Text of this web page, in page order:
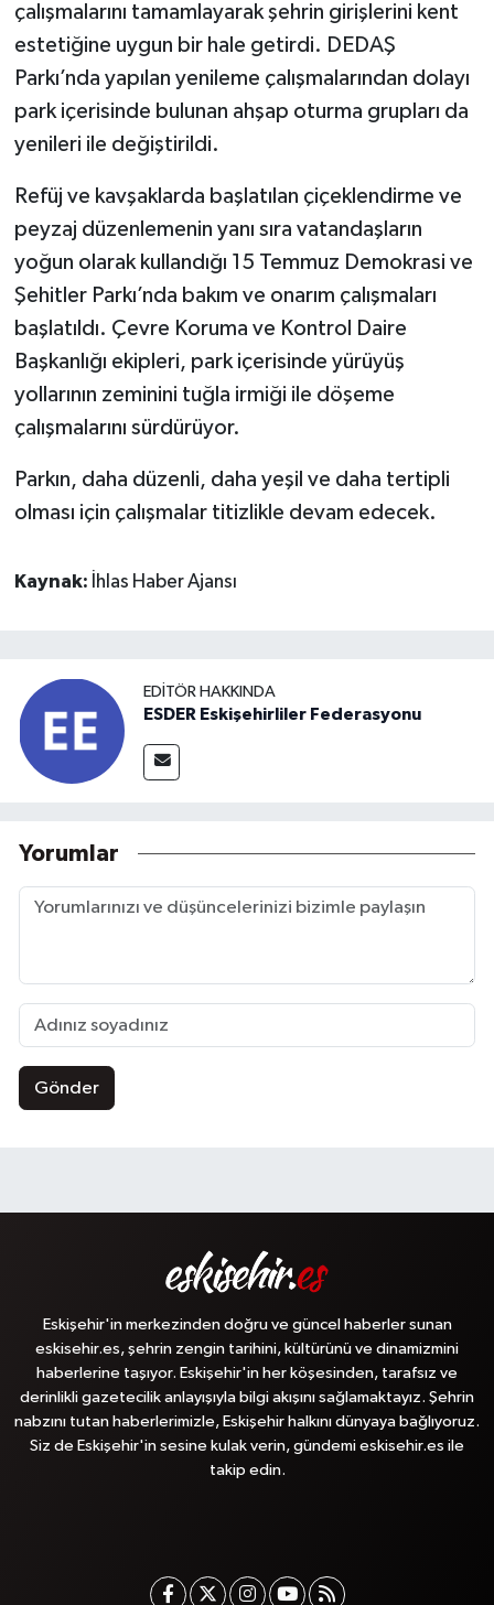
çalışmalarını tamamlayarak şehrin girişlerini kent
estetiğine uygun bir hale getirdi. DEDAŞ
Parkı’nda yapılan yenileme çalışmalarından dolayı
park içerisinde bulunan ahşap oturma grupları da
yenileri ile değiştirildi.
Refüj ve kavşaklarda başlatılan çiçeklendirme ve
peyzaj düzenlemenin yanı sıra vatandaşların
yoğun olarak kullandığı 15 Temmuz Demokrasi ve
Şehitler Parkı’nda bakım ve onarım çalışmaları
başlatıldı. Çevre Koruma ve Kontrol Daire
Başkanlığı ekipleri, park içerisinde yürüyüş
yollarının zeminini tuğla irmiği ile döşeme
çalışmalarını sürdürüyor.
Parkın, daha düzenli, daha yeşil ve daha tertipli
olması için çalışmalar titizlikle devam edecek.
Kaynak: İhlas Haber Ajansı
EDITÖR HAKKINDA
ESDER Eskişehirliler Federasyonu
Yorumlar
Gönder
Eskişehir'in merkezinden doğru ve güncel haberler sunan
eskisehir.es, şehrin zengin tarihini, kültürünü ve dinamizmini
haberlerine taşıyor. Eskişehir'in her köşesinden, tarafsız ve
derinlikli gazetecilik anlayışıyla bilgi akışını sağlamaktayız. Şehrin
nabzını tutan haberlerimizle, Eskişehir halkını dünyaya bağlıyoruz.
Siz de Eskişehir'in sesine kulak verin, gündemi eskisehir.es ile
takip edin.